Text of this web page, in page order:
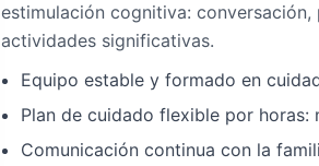
estimulación cognitiva:
actividades significativas.
Equipo estable y formado en
Plan de cuidado flexible por horas:
Comunicación continua con la